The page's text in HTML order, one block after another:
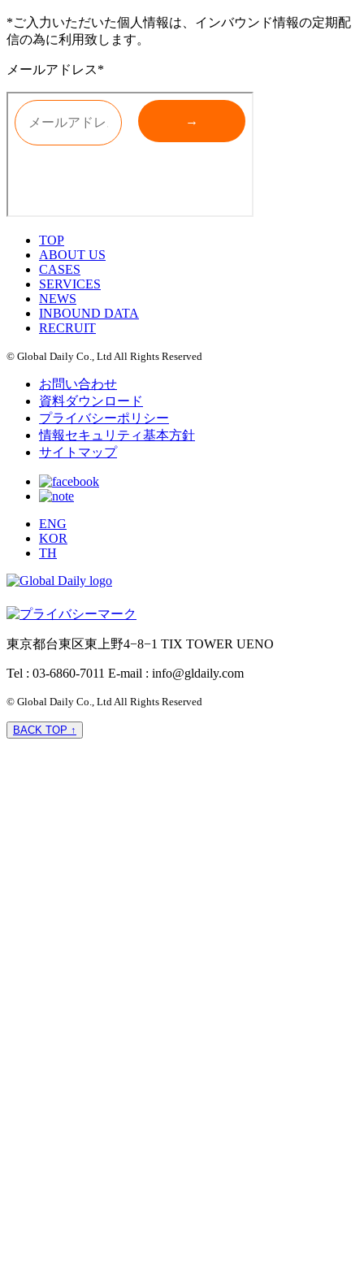
*ご入力いただいた個人情報は、インバウンド情報の定期配
信の為に利用致します。
メールアドレス*
TOP
ABOUT US
CASES
SERVICES
NEWS
INBOUND DATA
RECRUIT
© Global Daily Co., Ltd All Rights Reserved
お問い合わせ
資料ダウンロード
プライバシーポリシー
情報セキュリティ基本方針
サイトマップ
ENG
KOR
TH
東京都台東区東上野4−8−1 TIX TOWER UENO
Tel : 03-6860-7011 E-mail : info@gldaily.com
© Global Daily Co., Ltd All Rights Reserved
BACK TOP ↑